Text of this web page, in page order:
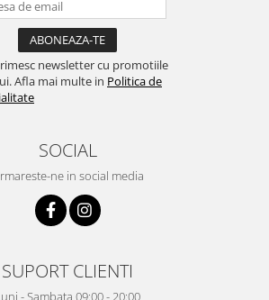
newsletter cu promotiile
Afla mai multe in Politica de
SOCIAL
ne in social media
SUPORT CLIENTI
- Sambata 09:00 - 20:00